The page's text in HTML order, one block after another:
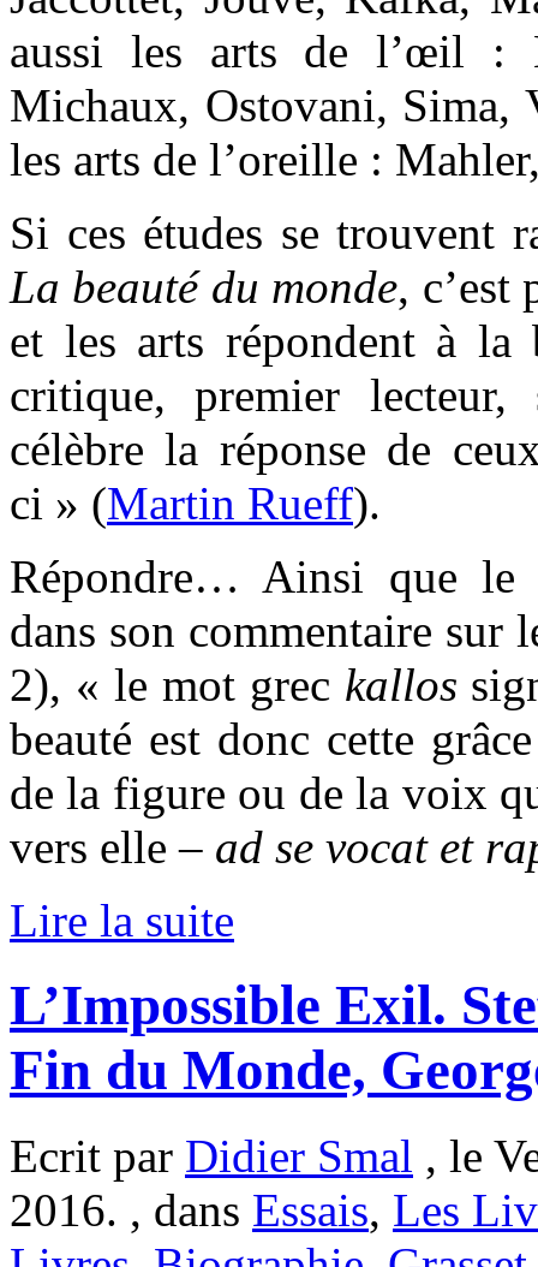
aussi les arts de l’œil :
Michaux, Ostovani,
les arts de l’oreille :
Si ces études se trouvent
La beauté du monde, c’est
et les arts répondent à la
critique, premier lecteur,
célèbre la réponse de
ci » (Martin Rueff).
Répondre… Ainsi que le
dans son commentaire sur
2), « le mot grec kallos
beauté est donc cette
de la figure ou de la voix
vers elle– ad se vocat et
Lire la suite
L’Impossible Exil.
Fin du Monde,
Ecrit par Didier Smal , le
2016. , dans Essais, Les